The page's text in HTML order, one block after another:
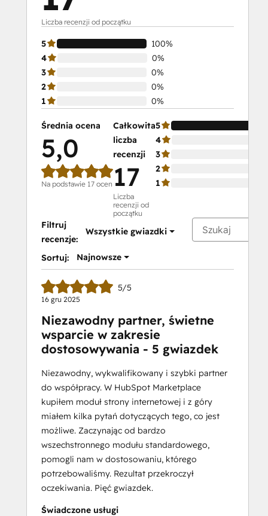
Liczba recenzji od początku
5
100%
4
0%
3
0%
2
0%
1
0%
Średnia ocena
5,0
Na podstawie 17 ocen
Całkowita
liczba
recenzji
17
Liczba
recenzji od
początku
5
4
3
2
1
Filtruj
recenzje:
Wszystkie gwiazdki
Sortuj: Najnowsze
5/5
16 gru 2025
Niezawodny partner, świetne
wsparcie w zakresie
dostosowywania - 5 gwiazdek
Niezawodny, wykwalifikowany i szybki partner
do współpracy. W HubSpot Marketplace
kupiłem moduł strony internetowej i z góry
miałem kilka pytań dotyczących tego, co jest
możliwe. Zaczynając od bardzo
wszechstronnego modułu standardowego,
pomogli nam w dostosowaniu, którego
potrzebowaliśmy. Rezultat przekroczył
oczekiwania. Pięć gwiazdek.
Świadczone usługi